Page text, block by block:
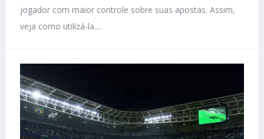
jogador com maior controle sobre suas apostas. Assim,
veja como utilizá-la....